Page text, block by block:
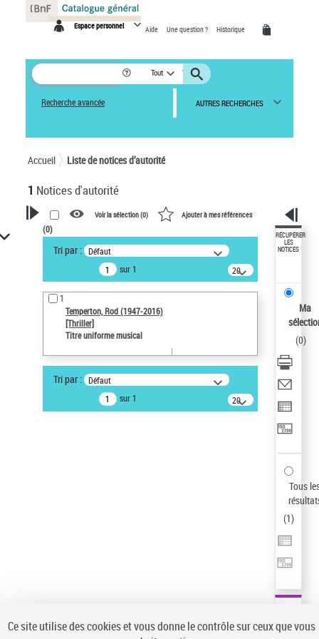
Espace personnel Aide Une question ? Historique
Tout
Recherche avancée AUTRES RECHERCHES
Accueil Liste de notices d’autorité
1 Notices d'autorité
VOTRE RECHERCHE
Recherche avancée dans les
notices d’autorité
Œuvres liées à l'auteur :
Temperton, Rod (1947-2016)
Statut de la notice d’autorité
Notice élémentaire
Type de notice d'autorité
Voir la sélection (0) Ajouter à mes références
(0)
Tri par : Défaut
sur 1
20
résultats/page
1
Temperton, Rod (1947-2016)
[Thriller]
Titre uniforme musical
Tri par : Défaut
sur 1
20
résultats/page
RÉCUPÉRER
LES
NOTICES
Ma
(0)
Tous
(1)
Panneau de gestion des cookies
Ce site utilise des cookies et vous donne le contrôle sur ceux que vous